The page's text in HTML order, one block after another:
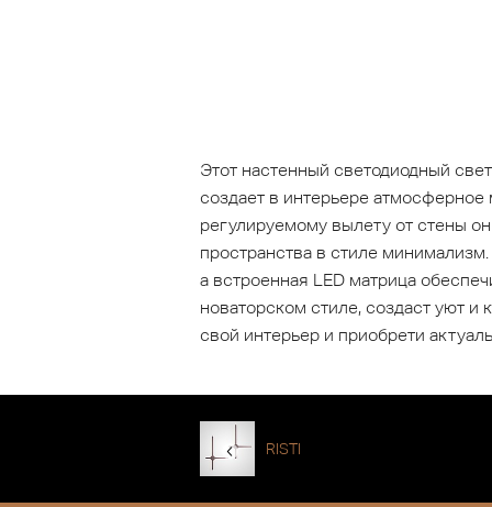
Этот настенный светодиодный
создает в интерьере
регулируемому вылету от стены
пространства в стиле
а встроенная LED матрица
новаторском стиле, создаст уют
свой интерьер и приобрети
RISTI